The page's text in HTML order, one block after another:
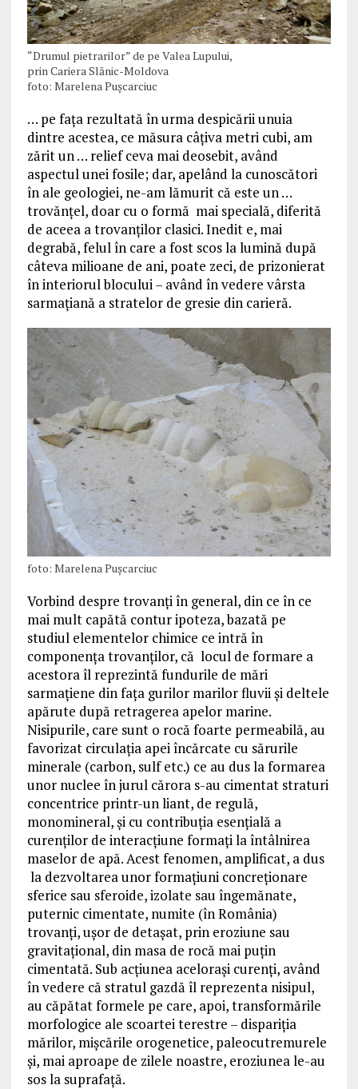
“Drumul pietrarilor” de pe Valea Lupului,
prin Cariera Slănic-Moldova
foto: Marelena Puşcarciuc
… pe faţa rezultată în urma despicării unuia
dintre acestea, ce măsura câţiva metri cubi, am
zărit un … relief ceva mai deosebit, având
aspectul unei fosile; dar, apelând la cunoscători
în ale geologiei, ne-am lămurit că este un …
trovănţel, doar cu o formă mai specială, diferită
de aceea a trovanţilor clasici. Inedit e, mai
degrabă, felul în care a fost scos la lumină după
câteva milioane de ani, poate zeci, de prizonierat
în interiorul blocului – având în vedere vârsta
sarmaţiană a stratelor de gresie din carieră.
foto: Marelena Puşcarciuc
Vorbind despre trovanţi în general, din ce în ce
mai mult capătă contur ipoteza, bazată pe
studiul elementelor chimice ce intră în
componenţa trovanţilor, că locul de formare a
acestora îl reprezintă fundurile de mări
sarmaţiene din faţa gurilor marilor fluvii şi deltele
apărute după retragerea apelor marine.
Nisipurile, care sunt o rocă foarte permeabilă, au
favorizat circulaţia apei încărcate cu sărurile
minerale (carbon, sulf etc.) ce au dus la formarea
unor nuclee în jurul cărora s-au cimentat straturi
concentrice printr-un liant, de regulă,
monomineral, şi cu contribuţia esenţială a
curenţilor de interacţiune formaţi la întâlnirea
maselor de apă. Acest fenomen, amplificat, a dus
la dezvoltarea unor formaţiuni concreţionare
sferice sau sferoide, izolate sau îngemănate,
puternic cimentate, numite (în România)
trovanţi, uşor de detaşat, prin eroziune sau
gravitaţional, din masa de rocă mai puţin
cimentată. Sub acţiunea aceloraşi curenţi, având
în vedere că stratul gazdă îl reprezenta nisipul,
au căpătat formele pe care, apoi, transformările
morfologice ale scoartei terestre – dispariţia
mărilor, mişcările orogenetice, paleocutremurele
şi, mai aproape de zilele noastre, eroziunea le-au
sos la suprafaţă.